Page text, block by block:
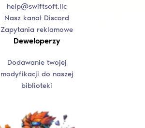
help@swiftsoft.llc
Nasz kanał Discord
Zapytania reklamowe
Deweloperzy
Dodawanie twojej
modyfikacji do naszej
biblioteki